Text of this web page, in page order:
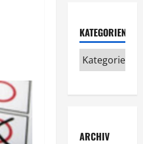
KATEGORIEN
ARCHIV